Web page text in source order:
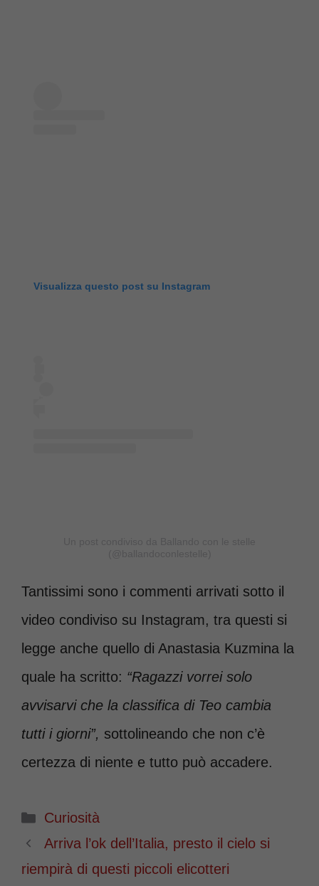
Visualizza questo post su Instagram
Tantissimi sono i commenti arrivati sotto il
video condiviso su Instagram, tra questi si
legge anche quello di Anastasia Kuzmina la
quale ha scritto: “Ragazzi vorrei solo
avvisarvi che la classifica di Teo cambia
tutti i giorni”, sottolineando che non c’è
certezza di niente e tutto può accadere.
Categorie
Curiosità
Arriva l’ok dell’Italia, presto il cielo si
riempirà di questi piccoli elicotteri